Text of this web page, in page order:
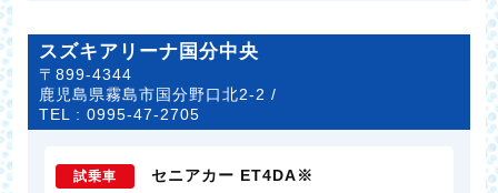
スズキアリーナ国分中央
〒899-4344
鹿児島県霧島市国分野口北2-2 /
TEL :0995-47-2705
試乗車 セニアカー ET4DA※